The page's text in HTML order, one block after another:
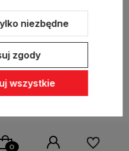
Szablon Shoper Modern 3.0™
niezbędne
zgody
wszystkie